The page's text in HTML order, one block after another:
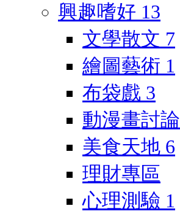
興趣嗜好 13
文學散文 7
繪圖藝術 1
布袋戲 3
動漫畫討論
美食天地 6
理財專區
心理測驗 1